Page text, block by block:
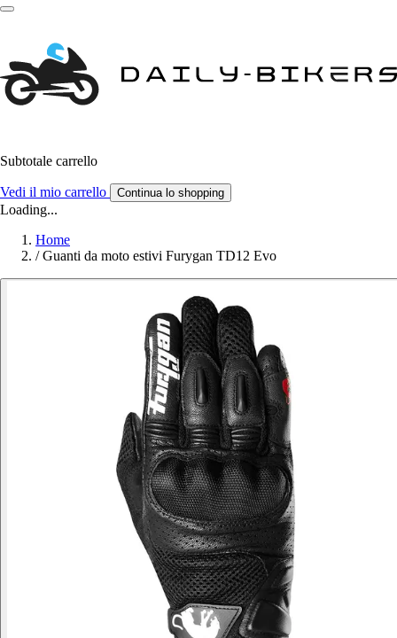
Subtotale carrello
Vedi il mio carrello Continua lo shopping
Loading...
Home
/ Guanti da moto estivi Furygan TD12 Evo